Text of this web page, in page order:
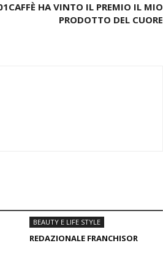
HA VINTO IL PREMIO IL MIO
PRODOTTO DEL CUORE
BEAUTY E LIFE STYLE
REDAZIONALE FRANCHISOR